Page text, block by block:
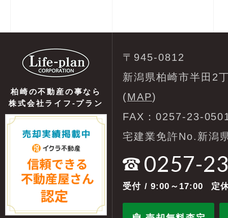
柏崎の不動産の事なら
株式会社ライフ-プラン
〒945-0812
新潟県柏崎市半田2
(MAP)
FAX：0257-23-
宅建業免許No.新潟
0257-
受付 / 9:00～17:00 定